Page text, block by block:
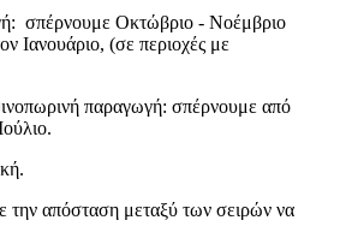
σπέρνουμε Οκτώβριο - Νοέμβριο
Ιανουάριο, (σε περιοχές με
παραγωγή: σπέρνουμε από
την απόσταση μεταξύ των σειρών να